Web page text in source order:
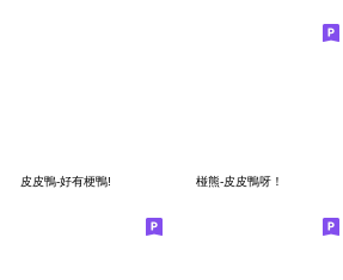
皮皮鴨-好有梗鴨! 椪熊-皮皮鴨呀！